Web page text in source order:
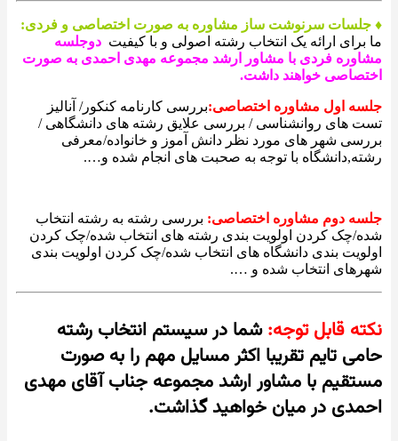
♦ جلسات سرنوشت ساز مشاوره به صورت اختصاصی و فردی:
ما برای ارائه یک انتخاب رشته اصولی و با کیفیت دوجلسه
مشاوره فردی با مشاور ارشد مجموعه مهدی احمدی به صورت
اختصاصی خواهند داشت.
جلسه اول مشاوره اختصاصی:بررسی کارنامه کنکور/ آنالیز
تست های روانشناسی / بررسی علایق رشته های دانشگاهی /
بررسی شهر های مورد نظر دانش آموز و خانواده/معرفی
رشته,دانشگاه با توجه به صحبت های انجام شده و….
جلسه دوم مشاوره اختصاصی: بررسی رشته به رشته انتخاب
شده/چک کردن اولویت بندی رشته های انتخاب شده/چک کردن
اولویت بندی دانشگاه های انتخاب شده/چک کردن اولویت بندی
شهرهای انتخاب شده و ….
نکته قابل توجه:شما در سیستم انتخاب رشته
حامی تایم تقریبا اکثر مسایل مهم را به صورت
مستقیم با مشاور ارشد مجموعه جناب آقای مهدی
احمدی در میان خواهید گذاشت.